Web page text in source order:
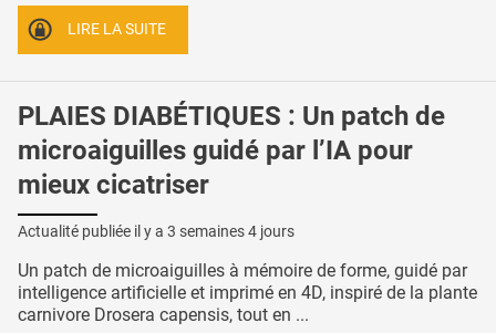
LIRE LA SUITE
PLAIES DIABÉTIQUES : Un patch de
microaiguilles guidé par l’IA pour
mieux cicatriser
Actualité publiée il y a 3 semaines 4 jours
Un patch de microaiguilles à mémoire de forme, guidé par
intelligence artificielle et imprimé en 4D, inspiré de la plante
carnivore Drosera capensis, tout en ...